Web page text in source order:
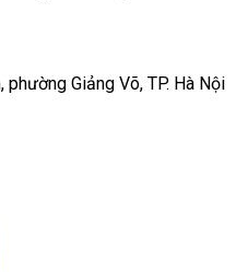
Giảng Võ, TP. Hà Nội